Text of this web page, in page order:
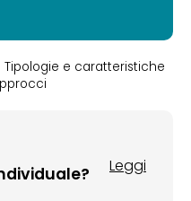
Tipologie e caratteristiche
Leggi